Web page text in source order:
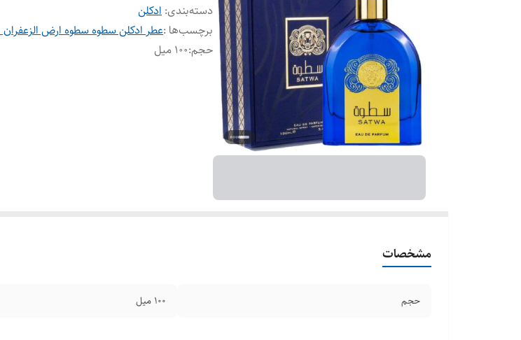
دسته‌بندی: ادکلن
برچسب‌ها :عطر ادکلن سطوه سطوه ارض الزعفران ۱۰۰ میل اصل
حجم:۱۰۰ میل
مشخصات
حجم ۱۰۰ میل